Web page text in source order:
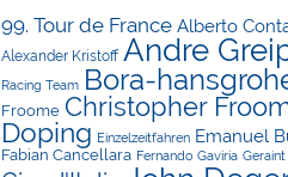
99. Tour de France Alberto
Alexander Kristoff Andre
Racing Team Bora-
Froome Christopher
Doping Einzelzeitfahren Emanuel
Fabian Cancellara Fernando Gaviria